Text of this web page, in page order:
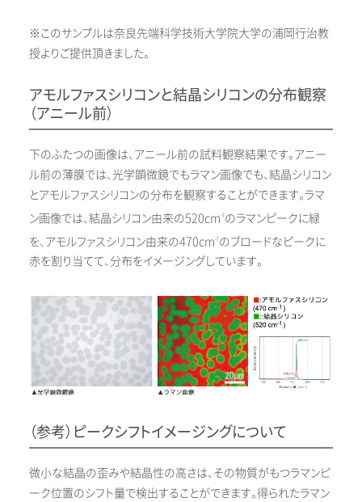
※このサンプルは奈良先端科学技術大学院大学の浦岡行治教
授よりご提供頂きました。
アモルファスシリコンと結晶シリコンの分布観察
（アニール前）
下のふたつの画像は、アニール前の試料観察結果です。アニー
ル前の薄膜では、光学顕微鏡でもラマン画像でも、結晶シリコン
とアモルファスシリコンの分布を観察することができます。ラマ
ン画像では、結晶シリコン由来の520cm-1 のラマンピークに緑
を、アモルファスシリコン由来の470cm-1 のブロードなピークに
赤を割り当てて、分布をイメージングしています。
（参考）ピークシフトイメージングについて
微小な結晶の歪みや結晶性の高さは、その物質がもつラマンピ
ーク位置のシフト量で検出することができます。得られたラマン